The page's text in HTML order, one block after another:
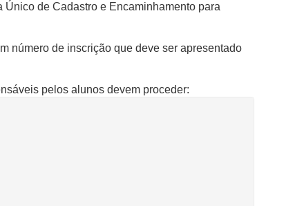
Único de Cadastro e Encaminhamento para
número de inscrição que deve ser apresentado
pelos alunos devem proceder: